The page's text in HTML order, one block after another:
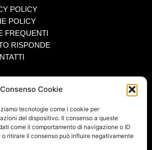
Cookie
tecnologie come i cookie per
del dispositivo. Il consenso a queste
come il comportamento di navigazione o ID
ritirare il consenso può influire negativamente
POLICY
POLICY
FREQUENTI
RISPONDE
– ISNN 2421 – 2180